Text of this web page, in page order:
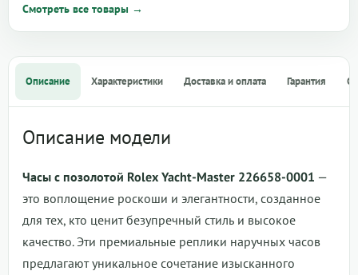
Смотреть все товары →
Описание Характеристики Доставка и оплата Гарантия
Описание модели
Часы с позолотой Rolex Yacht-Master 226658-0001 —
это воплощение роскоши и элегантности, созданное
для тех, кто ценит безупречный стиль и высокое
качество. Эти премиальные реплики наручных часов
предлагают уникальное сочетание изысканного